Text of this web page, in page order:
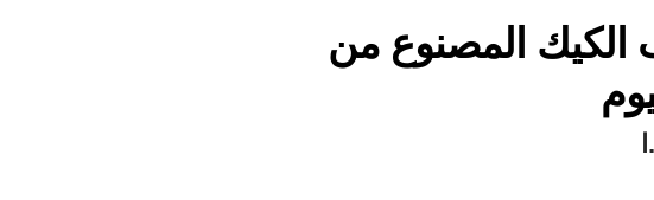
الكيك المصنوع من